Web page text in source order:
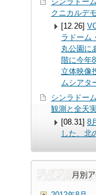
クニカルデモ
[12.26]
ラドーム
丸公園に
階に今年
立体映像
ムシアタ
シンラドー
観測と全天
[08.31] 8
した、北